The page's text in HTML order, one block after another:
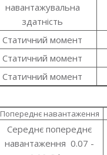
навантажувальна
здатність
Статичний момент
Статичний момент
Статичний момент
Попереднє навантаження
Середнє попереднє
навантаження 0.07 -